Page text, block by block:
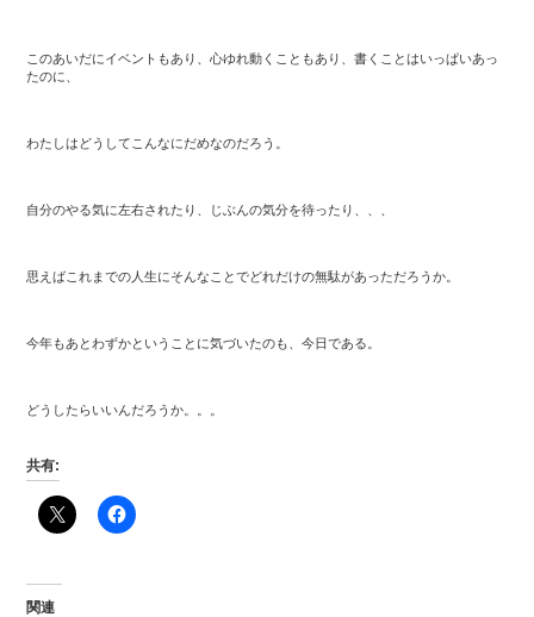
このあいだにイベントもあり、心ゆれ動くこともあり、書くことはいっぱいあっ
たのに、
わたしはどうしてこんなにだめなのだろう。
自分のやる気に左右されたり、じぶんの気分を待ったり、、、
思えばこれまでの人生にそんなことでどれだけの無駄があっただろうか。
今年もあとわずかということに気づいたのも、今日である。
どうしたらいいんだろうか。。。
共有:
関連